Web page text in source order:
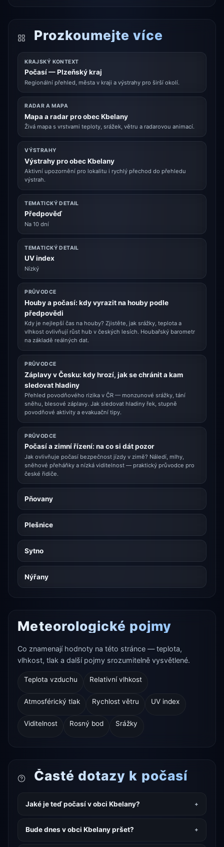
Prozkoumejte více
KRAJSKÝ KONTEXT
Počasí — Plzeňský kraj
Regionální přehled, města v kraji a výstrahy pro širší okolí.
RADAR A MAPA
Mapa a radar pro obec Kbelany
Živá mapa s vrstvami teploty, srážek, větru a radarovou animací.
VÝSTRAHY
Výstrahy pro obec Kbelany
Aktivní upozornění pro lokalitu i rychlý přechod do přehledu
výstrah.
TEMATICKÝ DETAIL
Předpověď
Na 10 dní
TEMATICKÝ DETAIL
UV index
Nízký
PRŮVODCE
Houby a počasí: kdy vyrazit na houby podle
předpovědi
Kdy je nejlepší čas na houby? Zjistěte, jak srážky, teplota a
vlhkost ovlivňují růst hub v českých lesích. Houbařský barometr
na základě reálných dat.
PRŮVODCE
Záplavy v Česku: kdy hrozí, jak se chránit a kam
sledovat hladiny
Přehled povodňového rizika v ČR — monzunové srážky, tání
sněhu, blesové záplavy. Jak sledovat hladiny řek, stupně
povodňové aktivity a evakuační tipy.
PRŮVODCE
Počasí a zimní řízení: na co si dát pozor
Jak ovlivňuje počasí bezpečnost jízdy v zimě? Náledí, mlhy,
sněhové přeháňky a nízká viditelnost — praktický průvodce pro
české řidiče.
Pňovany
Plešnice
Sytno
Nýřany
Meteorologické pojmy
Co znamenají hodnoty na této stránce — teplota,
vlhkost, tlak a další pojmy srozumitelně vysvětlené.
Teplota vzduchu Relativní vlhkost
Atmosférický tlak Rychlost větru UV index
Viditelnost Rosný bod Srážky
Časté dotazy k počasí
Jaké je teď počasí v obci Kbelany?
Bude dnes v obci Kbelany pršet?